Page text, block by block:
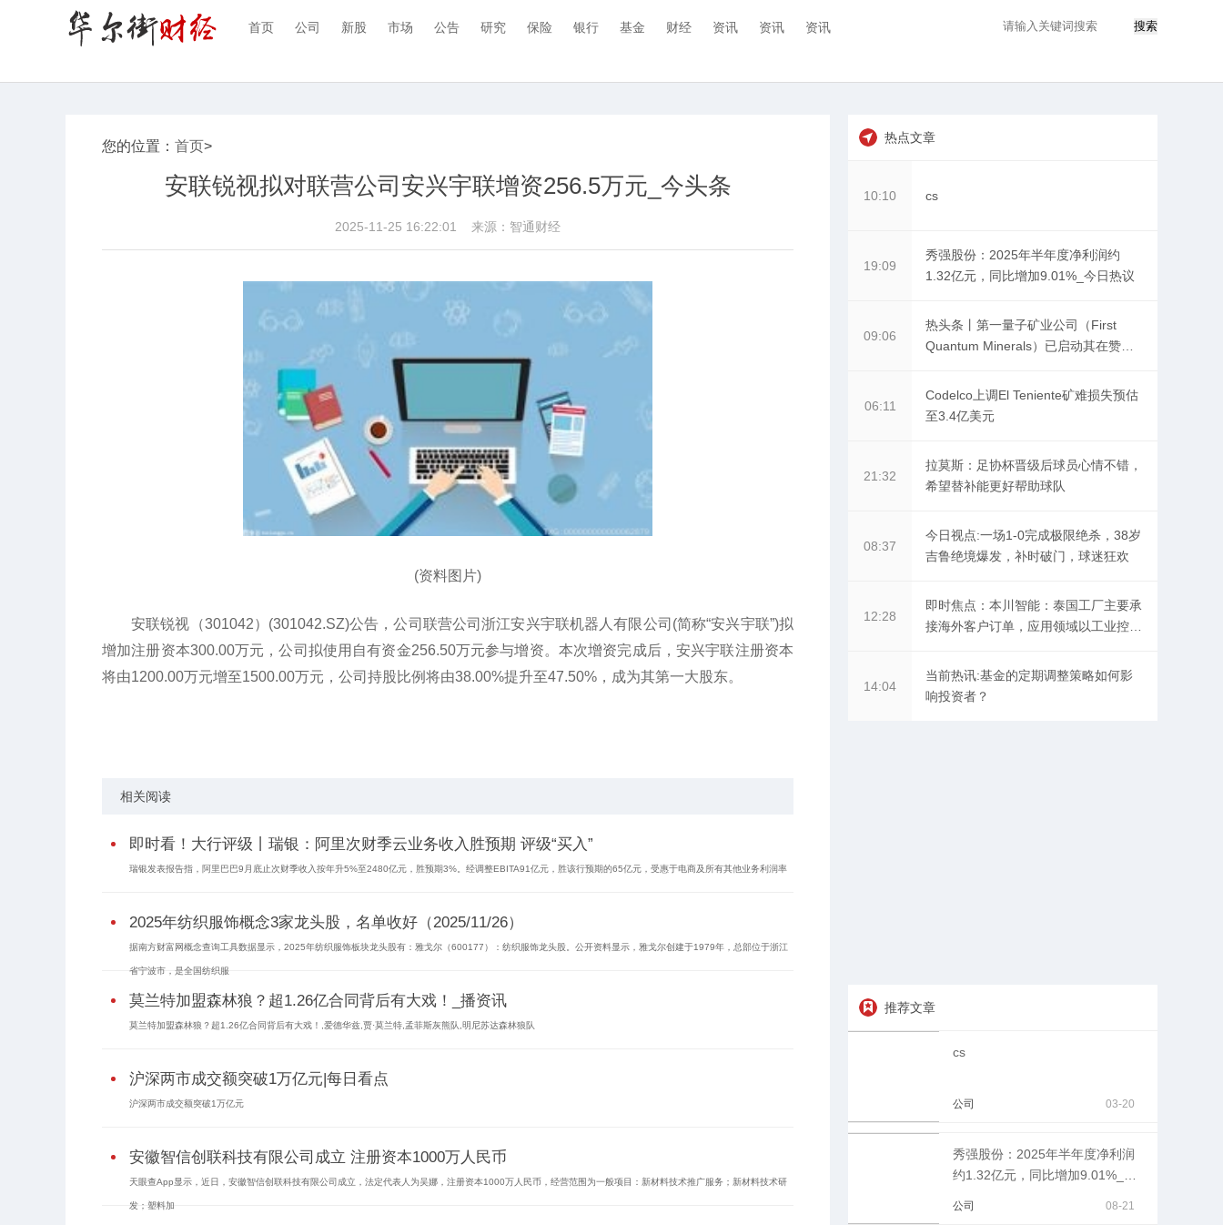
首页 公司 新股 市场 公告 研究 保险 银行 基金 财经 资讯 资讯 资讯 搜索
您的位置： 首页>
安联锐视拟对联营公司安兴宇联增资256.5万元_今头条
2025-11-25 16:22:01 来源：智通财经
(资料图片)
安联锐视（301042）(301042.SZ)公告，公司联营公司浙江安兴宇联机器人有限公司(简称“安兴宇联”)拟
增加注册资本300.00万元，公司拟使用自有资金256.50万元参与增资。本次增资完成后，安兴宇联注册资本
将由1200.00万元增至1500.00万元，公司持股比例将由38.00%提升至47.50%，成为其第一大股东。
相关阅读
即时看！大行评级丨瑞银：阿里次财季云业务收入胜预期 评级“买入”
瑞银发表报告指，阿里巴巴9月底止次财季收入按年升5%至2480亿元，胜预期3%。经调整EBITA91亿元，胜该行预期的65亿元，受惠于电商及所有其他业务利润率
2025年纺织服饰概念3家龙头股，名单收好（2025/11/26）
据南方财富网概念查询工具数据显示，2025年纺织服饰板块龙头股有：雅戈尔（600177）：纺织服饰龙头股。公开资料显示，雅戈尔创建于1979年，总部位于浙江
省宁波市，是全国纺织服
莫兰特加盟森林狼？超1.26亿合同背后有大戏！_播资讯
莫兰特加盟森林狼？超1.26亿合同背后有大戏！,爱德华兹,贾·莫兰特,孟菲斯灰熊队,明尼苏达森林狼队
沪深两市成交额突破1万亿元|每日看点
沪深两市成交额突破1万亿元
安徽智信创联科技有限公司成立 注册资本1000万人民币
天眼查App显示，近日，安徽智信创联科技有限公司成立，法定代表人为吴娜，注册资本1000万人民币，经营范围为一般项目：新材料技术推广服务；新材料技术研
发；塑料加
热点文章
10:10 cs
19:09
秀强股份：2025年半年度净利润约
1.32亿元，同比增加9.01%_今日热议
09:06
热头条丨第一量子矿业公司（First
Quantum Minerals）已启动其在赞比
建项目
06:11
Codelco上调El Teniente矿难损失预估
至3.4亿美元
21:32
拉莫斯：足协杯晋级后球员心情不错，
希望替补能更好帮助球队
08:37
今日视点:一场1-0完成极限绝杀，38岁
吉鲁绝境爆发，补时破门，球迷狂欢
12:28
即时焦点：本川智能：泰国工厂主要承
接海外客户订单，应用领域以工业控
14:04
当前热讯:基金的定期调整策略如何影
响投资者？
推荐文章
cs
公司 03-20
秀强股份：2025年半年度净利润
约1.32亿元，同比增加9.01%_今
公司 08-21